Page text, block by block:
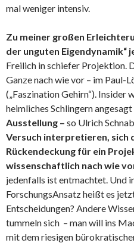
mal weniger intensiv.
Zu meiner großen
der unguten
Freilich in schiefer Projektion.
Ganze nach wie vor – im Paul-
(„Faszination Gehirn“). Insider
heimliches Schlingern
Ausstellung – so Ulrich
Versuch interpretieren, sich
Rückendeckung für ein
wissenschaftlich nach wie
jedenfalls ist entmachtet. Und
ForschungsAnsatz heißt es
Entscheidungen? Andere
tummeln sich – man will ins
mit dem riesigen